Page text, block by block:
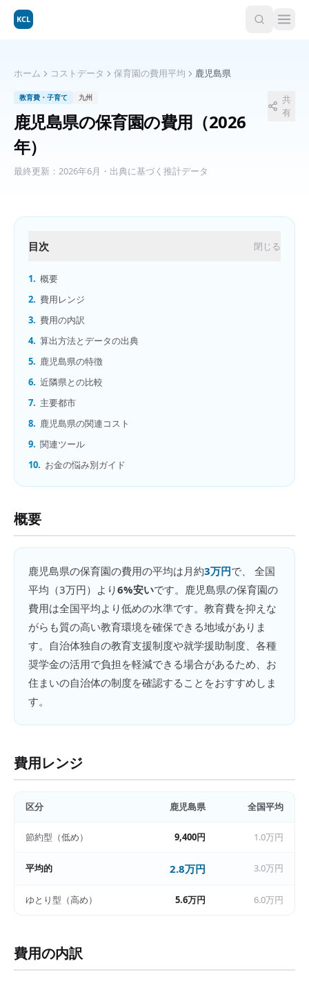
KCL
ホーム コストデータ 保育園の費用平均 鹿児島県
教育費・子育て 九州
鹿児島県の保育園の費用 （2026
年）
最終更新： 2026年6月 ・出典に基づく推計データ
共
有
目次 閉じる
1. 概要
2. 費用レンジ
3. 費用の内訳
4. 算出方法とデータの出典
5. 鹿児島県の特徴
6. 近隣県との比較
7. 主要都市
8. 鹿児島県の関連コスト
9. 関連ツール
10. お金の悩み別ガイド
概要
鹿児島県の保育園の費用の平均は月約3万円で、 全国
平均（3万円）より6%安いです。 鹿児島県の保育園の
費用は全国平均より低めの水準です。教育費を抑えな
がらも質の高い教育環境を確保できる地域がありま
す。自治体独自の教育支援制度や就学援助制度、各種
奨学金の活用で負担を軽減できる場合があるため、お
住まいの自治体の制度を確認することをおすすめしま
す。
費用レンジ
区分 鹿児島県 全国平均
節約型（低め） 9,400円 1.0万円
平均的 2.8万円 3.0万円
ゆとり型（高め） 5.6万円 6.0万円
費用の内訳